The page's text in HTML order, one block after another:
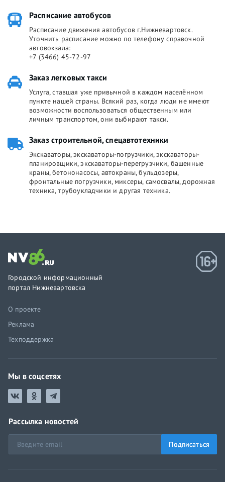
Расписание автобусов
Расписание движения автобусов г.Нижневартовск.
Уточнить расписание можно по телефону справочной
автовокзала:
+7 (3466) 45-72-97
Заказ легковых такси
Услуга, ставшая уже привычной в каждом населённом
пункте нашей страны. Всякий раз, когда люди не имеют
возможности воспользоваться общественным или
личным транспортом, они выбирают такси.
Заказ строительной, спецавтотехники
Экскаваторы, экскаваторы-погрузчики, экскаваторы-
планировщики, экскаваторы-перегрузчики, башенные
краны, бетононасосы, автокраны, бульдозеры,
фронтальные погрузчики, миксеры, самосвалы, дорожная
техника, трубоукладчики и другая техника.
Городской информационный
портал Нижневартовска
О проекте
Реклама
Техподдержка
Мы в соцсетях
Рассылка новостей
Подписаться